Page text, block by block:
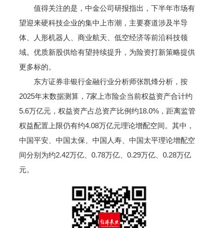
值得关注的是，中金公司研报指出，下半年市场有
望迎来硬科技企业的集中上市潮，主要赛道涉及半导
体、人形机器人、商业航天、低空经济等前沿科技领
域。优质新股供给有望持续提升，为险资打新策略提供
更多标的。
东方证券非银行金融行业分析师张凯烽分析，按
2025年末数据测算，7家上市险企当前权益资产合计约
5.6万亿元，权益资产占总资产比例约18.0%，距离监管
权益配置上限仍有约4.08万亿元理论增配空间。其中，
中国平安、中国太保、中国人寿、中国太平理论增配空
间分别为约2.42万亿、0.78万亿、0.29万亿、0.28万亿
元。